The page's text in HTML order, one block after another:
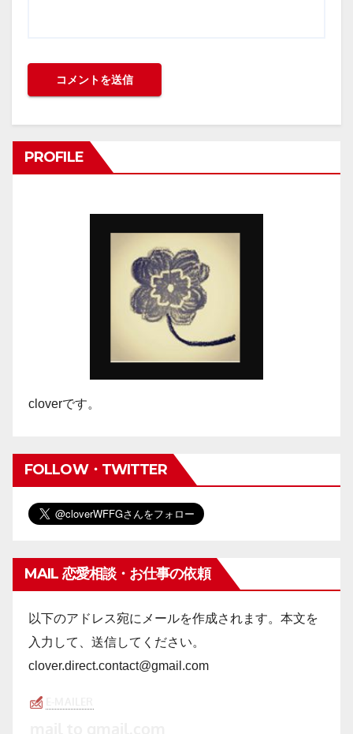
PROFILE
cloverです。
FOLLOW・TWITTER
MAIL 恋愛相談・お仕事の依頼
以下のアドレス宛にメールを作成されます。本文を
入力して、送信してください。
clover.direct.contact@gmail.com